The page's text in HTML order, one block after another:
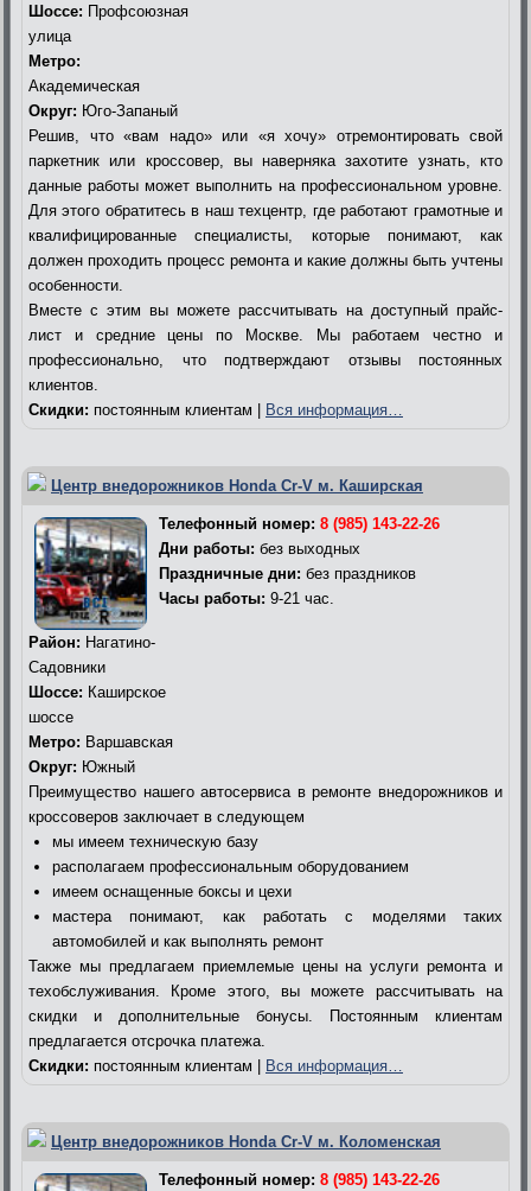
Шоссе: Профсоюзная
улица
Метро:
Академическая
Округ: Юго-Запаный
Решив, что «вам надо» или «я хочу» отремонтировать свой
паркетник или кроссовер, вы наверняка захотите узнать, кто
данные работы может выполнить на профессиональном уровне.
Для этого обратитесь в наш техцентр, где работают грамотные и
квалифицированные специалисты, которые понимают, как
должен проходить процесс ремонта и какие должны быть учтены
особенности.
Вместе с этим вы можете рассчитывать на доступный прайс-
лист и средние цены по Москве. Мы работаем честно и
профессионально, что подтверждают отзывы постоянных
клиентов.
Скидки: постоянным клиентам | Вся информация…
Центр внедорожников Honda Cr-V м. Каширская
Телефонный номер: 8 (985) 143-22-26
Дни работы: без выходных
Праздничные дни: без праздников
Часы работы: 9-21 час.
Район: Нагатино-
Садовники
Шоссе: Каширское
шоссе
Метро: Варшавская
Округ: Южный
Преимущество нашего автосервиса в ремонте внедорожников и
кроссоверов заключает в следующем
мы имеем техническую базу
располагаем профессиональным оборудованием
имеем оснащенные боксы и цехи
мастера понимают, как работать с моделями таких
автомобилей и как выполнять ремонт
Также мы предлагаем приемлемые цены на услуги ремонта и
техобслуживания. Кроме этого, вы можете рассчитывать на
скидки и дополнительные бонусы. Постоянным клиентам
предлагается отсрочка платежа.
Скидки: постоянным клиентам | Вся информация…
Центр внедорожников Honda Cr-V м. Коломенская
Телефонный номер: 8 (985) 143-22-26